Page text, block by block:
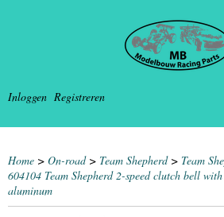
Inloggen Registreren
Home > On-road> Team Shepherd> Team
604104 Team Shepherd 2-speed clutch bell
aluminum